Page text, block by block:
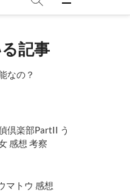
記事
なの？
倶楽部PartII う
感想 考察
マトウ 感想